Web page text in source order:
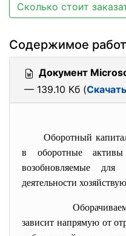
Сколько стоит
Содержимое
Документ
— 139.10 Кб (
Оборотный
в оборотные активы
возобновляемые
деятельности
зависит напрямую от